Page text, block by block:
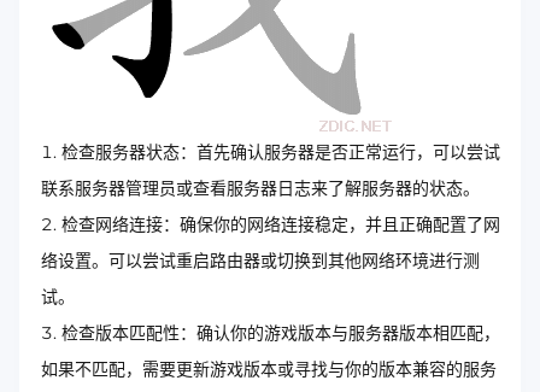
检查服务器状态：首先确认服务器是否正常运行，可以尝试
联系服务器管理员或查看服务器日志来了解服务器的状态。
检查网络连接：确保你的网络连接稳定，并且正确配置了网
络设置。可以尝试重启路由器或切换到其他网络环境进行测
试。
检查版本匹配性：确认你的游戏版本与服务器版本相匹配，
如果不匹配，需要更新游戏版本或寻找与你的版本兼容的服务